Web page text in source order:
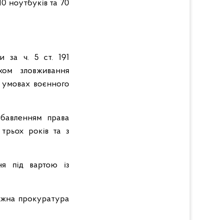
ноутбуків та 70
за ч. 5 ст. 191
зловживання
воєнного
права
років та з
під вартою із
прокуратура